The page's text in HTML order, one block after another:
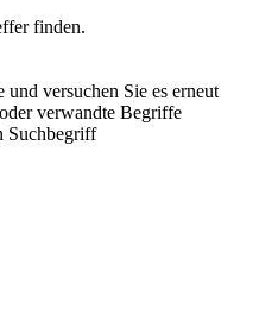
finden.
versuchen Sie es erneut
verwandte Begriffe
Suchbegriff